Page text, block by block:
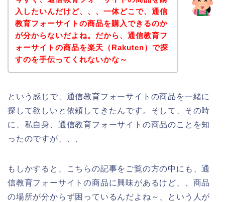
入したいんだけど、、、一体どこで、通信
教育フォーサイトの商品を購入できるのか
が分からないだよね。だから、通信教育フ
ォーサイトの商品を楽天（Rakuten）で探
すのを手伝ってくれないかな～
という感じで、通信教育フォーサイトの商品を一緒に
探して欲しいと依頼してきたんです。そして、その時
に、私自身、通信教育フォーサイトの商品のことを知
ったのですが、、、
もしかすると、こちらの記事をご覧の方の中にも、通
信教育フォーサイトの商品に興味があるけど、、商品
の場所が分からず困っているんだよね～、という人が